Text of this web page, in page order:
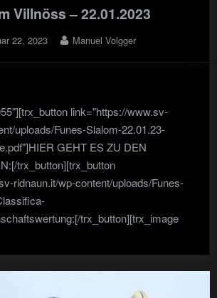
Villnöss – 22.01.2023
22, 2023 By
Manuel Volgger
link="https://www.sv-
uploads/Funes-Slalom-22.01.23-
GEHT ES ZU DEN
trx_button][trx_button
ridnaun.it/wp-content/uploads/Funes-
trx_button][trx_image